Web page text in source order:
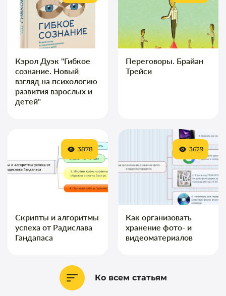
Кэрол Дуэк "Гибкое
сознание. Новый
взгляд на психологию
развития взрослых и
детей"
Переговоры. Брайан
Трейси
Скрипты и алгоритмы
успеха от Радислава
Гандапаса
3878
Как организовать
хранение фото- и
видеоматериалов
3629
Ко всем статьям